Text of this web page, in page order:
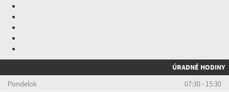
ÚRADNÉ HODINY
Pondelok
07:30 - 15:30